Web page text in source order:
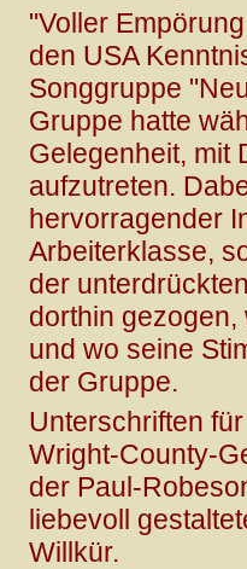
"Voller
den USA
Songgruppe
Gruppe hatte
Gelegenheit, mit
aufzutreten.
hervorragender
Arbeiterklasse,
der
dorthin
und wo seine
der Gruppe.
Unterschriften
Wright-County-
der Paul-
liebevoll
Willkür.